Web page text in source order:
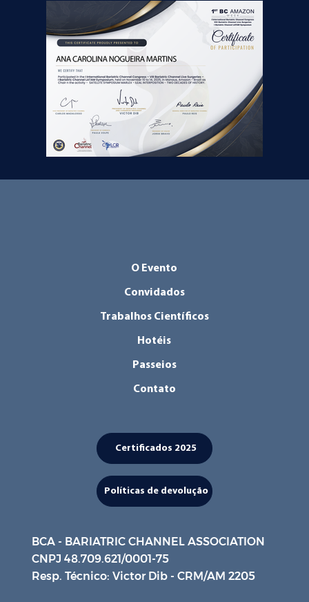
O Evento
Convidados
Trabalhos Científicos
Hotéis
Passeios
Contato
Políticas de devolução
Certificados 2025
BCA - BARIATRIC CHANNEL ASSOCIATION
CNPJ 48.709.621/0001-75
Resp. Técnico: Victor Dib - CRM/AM 2205